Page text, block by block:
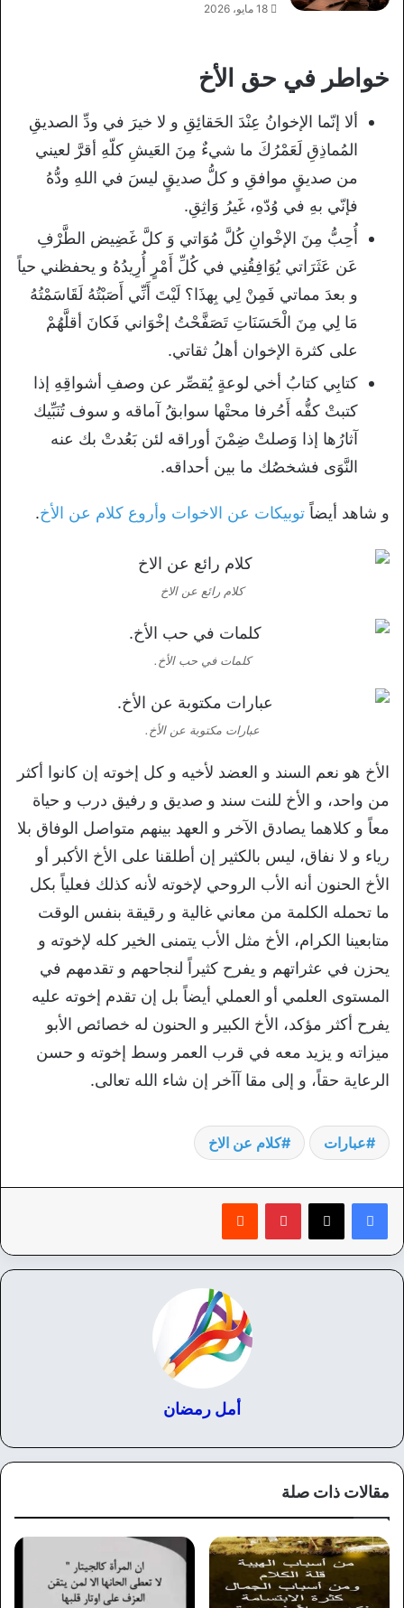
18 مايو، 2026
خواطر في حق الأخ
ألا إنّما الإخوانُ عِنْدَ الحَقائِقِ و لا خيرَ في ودِّ الصديقِ
المُماذِقِ لَعَمْرُكَ ما شيءٌ مِنَ العَيشِ كلّهِ أقرَّ لعيني
من صديقٍ موافقِ و كلُّ صديقٍ ليسَ في اللهِ ودُّهُ
فإنّي بهِ في وُدّهِ، غَيرُ وَاثِقِ.
أُحِبُّ مِنَ الإخْوانِ كُلَّ مُوَاتي وَ كلَّ غَضِيض الطَّرْفِ
عَن عَثَرَاتي يُوَافِقُنِي في كُلِّ أَمْرٍ أُرِيدُهُ و يحفظني حياً
و بعدَ مماتي فَمِنْ لِي بِهذَا؟ لَيْتَ أَنِّي أَصَبْتُهُ لَقَاسَمْتُهُ
مَا لِي مِنَ الْحَسَنَاتِ تَصَفَّحْتُ إخْوَاني فَكانَ أقلَّهُمْ
على كثرة الإخوان أهلُ ثقاتي.
كتابِي كتابُ أخي لوعةٍ يُقصِّر عن وصفِ أشواقِهِ إذا
كتبتْ كفُّه أَحُرفا محتْها سوابقُ آماقه و سوف تُنَبِّيك
آثارُها إذا وَصلتْ ضِمْنَ أوراقه لئن بَعُدتْ بك عنه
النَّوَى فشخصُك ما بين أحداقه.
و شاهد أيضاً توبيكات عن الاخوات وأروع كلام عن الأخ.
كلام رائع عن الاخ
كلمات في حب الأخ.
عبارات مكتوبة عن الأخ.
الأخ هو نعم السند و العضد لأخيه و كل إخوته إن كانوا أكثر
من واحد، و الأخ للنت سند و صديق و رفيق درب و حياة
معاً و كلاهما يصادق الآخر و العهد بينهم متواصل الوفاق بلا
رياء و لا نفاق، ليس بالكثير إن أطلقنا على الأخ الأكبر أو
الأخ الحنون أنه الأب الروحي لإخوته لأنه كذلك فعلياً بكل
ما تحمله الكلمة من معاني غالية و رقيقة بنفس الوقت
متابعينا الكرام، الأخ مثل الأب يتمنى الخير كله لإخوته و
يحزن في عثراتهم و يفرح كثيراً لنجاحهم و تقدمهم في
المستوى العلمي أو العملي أيضاً بل إن تقدم إخوته عليه
يفرح أكثر مؤكد، الأخ الكبير و الحنون له خصائص الأبو
ميزاته و يزيد معه في قرب العمر وسط إخوته و حسن
الرعاية حقاً، و إلى مقا آآخر إن شاء الله تعالى.
عبارات كلام عن الاخ
بينتيريست
أمل رمضان
مقالات ذات صلة